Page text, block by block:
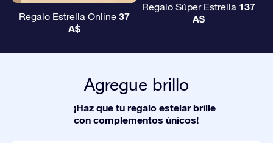
Regalo Estrella Online 37
A$
Regalo Súper Estrella 137
A$
Agregue brillo
¡Haz que tu regalo estelar brille
con complementos únicos!